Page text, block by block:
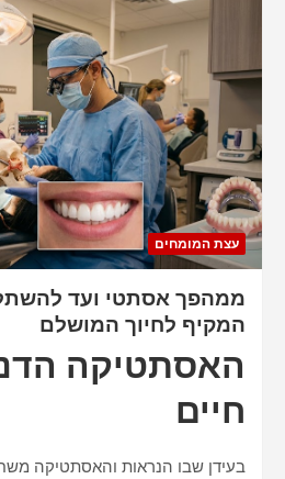
עצת המומחים
ממהפך אסתטי ועד
המקיף לחיוך המושלם
האסתטיקה
חיים
בעידן שבו הנראות והאסתטיקה